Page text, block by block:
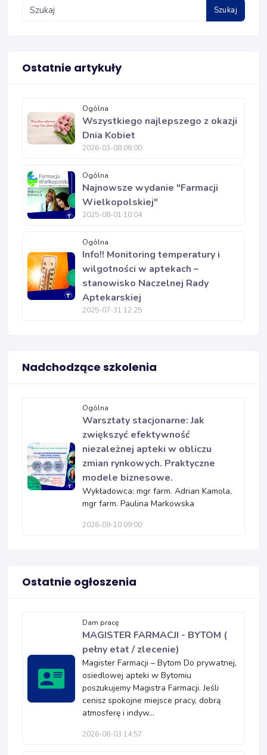
Szukaj
Ostatnie artykuły
Ogólna
Wszystkiego najlepszego z okazji
Dnia Kobiet
2026-03-08 08:00
Ogólna
Najnowsze wydanie "Farmacji
Wielkopolskiej"
2025-08-01 10:04
Ogólna
Info!! Monitoring temperatury i
wilgotności w aptekach –
stanowisko Naczelnej Rady
Aptekarskiej
2025-07-31 12:25
Nadchodzące szkolenia
Ogólna
Warsztaty stacjonarne: Jak
zwiększyć efektywność
niezależnej apteki w obliczu
zmian rynkowych. Praktyczne
modele biznesowe.
Wykładowca: mgr farm. Adrian Kamola,
mgr farm. Paulina Markowska
2026-09-10 09:00
Ostatnie ogłoszenia
Dam pracę
MAGISTER FARMACJI - BYTOM (
pełny etat / zlecenie)
Magister Farmacji – Bytom Do prywatnej,
osiedlowej apteki w Bytomiu
poszukujemy Magistra Farmacji. Jeśli
cenisz spokojne miejsce pracy, dobrą
atmosferę i indyw...
2026-08-03 14:57